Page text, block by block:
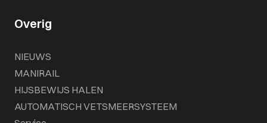
Overig
NIEUWS
MANIRAIL
HIJSBEWIJS HALEN
AUTOMATISCH VETSMEERSYSTEEM